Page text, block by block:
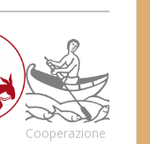
Cooperazione